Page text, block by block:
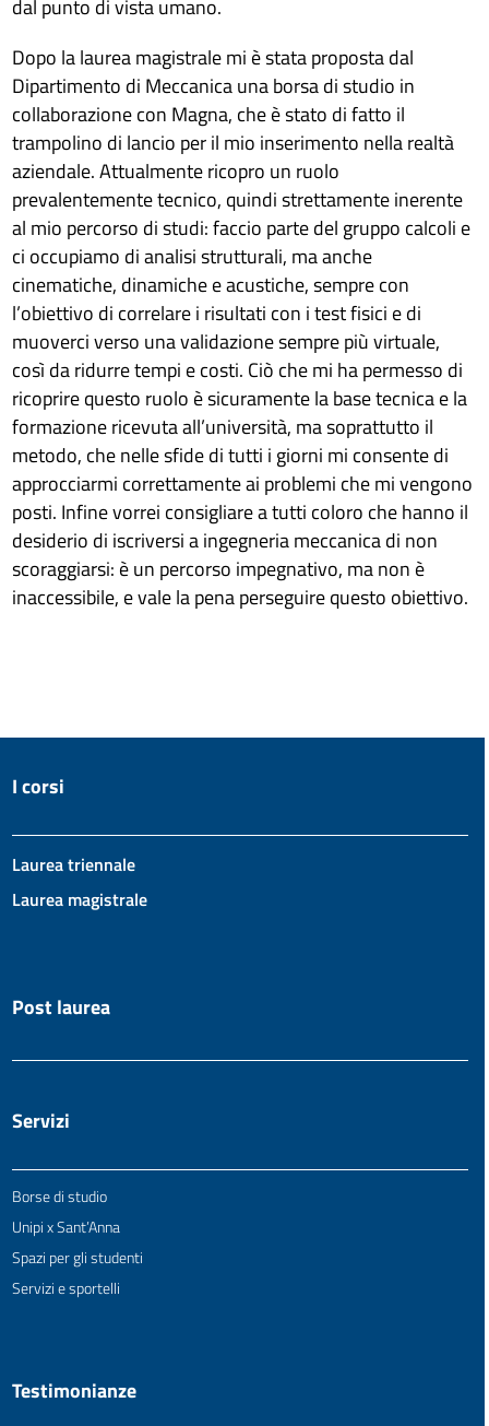
dal punto di vista umano.
Dopo la laurea magistrale mi è stata proposta dal
Dipartimento di Meccanica una borsa di studio in
collaborazione con Magna, che è stato di fatto il
trampolino di lancio per il mio inserimento nella realtà
aziendale. Attualmente ricopro un ruolo
prevalentemente tecnico, quindi strettamente inerente
al mio percorso di studi: faccio parte del gruppo calcoli e
ci occupiamo di analisi strutturali, ma anche
cinematiche, dinamiche e acustiche, sempre con
l’obiettivo di correlare i risultati con i test fisici e di
muoverci verso una validazione sempre più virtuale,
così da ridurre tempi e costi. Ciò che mi ha permesso di
ricoprire questo ruolo è sicuramente la base tecnica e la
formazione ricevuta all’università, ma soprattutto il
metodo, che nelle sfide di tutti i giorni mi consente di
approcciarmi correttamente ai problemi che mi vengono
posti. Infine vorrei consigliare a tutti coloro che hanno il
desiderio di iscriversi a ingegneria meccanica di non
scoraggiarsi: è un percorso impegnativo, ma non è
inaccessibile, e vale la pena perseguire questo obiettivo.
I corsi
Laurea triennale
Laurea magistrale
Post laurea
Servizi
Borse di studio
Unipi x Sant’Anna
Spazi per gli studenti
Servizi e sportelli
Testimonianze